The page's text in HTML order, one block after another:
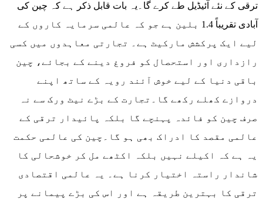
ترقی کے نئے آئیڈیل طے کرے گا۔یہ بات قابل ذکر ہے کہ چین کی
آبادی تقریباً 1.4 بلین ہے جو کہ عالمی سرمایہ کاروں کے
لیے ایک پرکشش مارکیٹ ہے۔ تجارتی معاہدوں میں کسی
رازداری اور استحصال کو فروغ دینے کے بجائے، چین
باقی دنیا کے لیے خوش آئند رویہ کے ساتھ اپنے
دروازے کھلے رکھے گا۔تجارت کے بڑے نیٹ ورک سے نہ
صرف چین کو فائدہ پہنچے گا بلکہ پائیدار ترقی کے
عالمی مقصد کا ادراک بھی ہو گا۔چین کی عالمی حکمت
یہ ہے کہ اکیلے نہیں بلکہ اکٹھے مل کر خوشحالی کا
شاندار راستہ اختیار کرنا ہے۔ یہ عالمی اقتصادی
ترقی کا بہترین طریقہ ہے اور اس کی بڑے پیمانے پر